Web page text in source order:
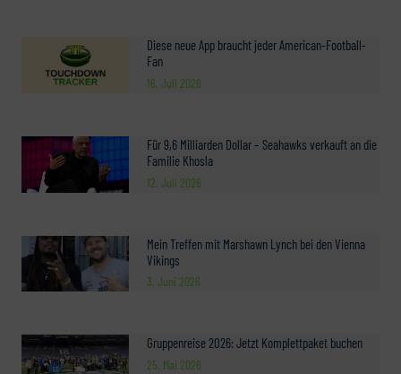
Diese neue App braucht jeder American-Football-
Fan
16. Juli 2026
Für 9,6 Milliarden Dollar – Seahawks verkauft an die
Familie Khosla
12. Juli 2026
Mein Treffen mit Marshawn Lynch bei den Vienna
Vikings
3. Juni 2026
Gruppenreise 2026: Jetzt Komplettpaket buchen
25. Mai 2026